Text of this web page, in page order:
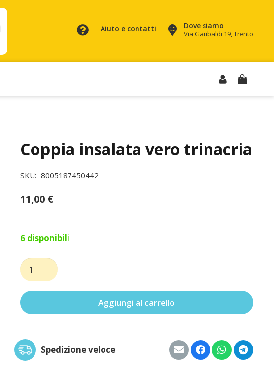
Aiuto e contatti Dove siamo
Via Garibaldi 19, Trento
Coppia insalata vero trinacria
SKU: 8005187450442
11,00 €
6 disponibili
Coppia
insalata
vero
trinacria
Aggiungi al carrello
Spedizione veloce